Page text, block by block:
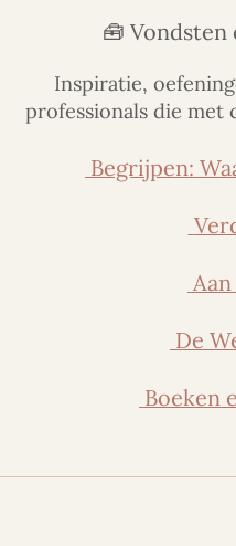
🧰 Vondsten
Inspiratie,
professionals die met
Begrijpen:
De
Boeken